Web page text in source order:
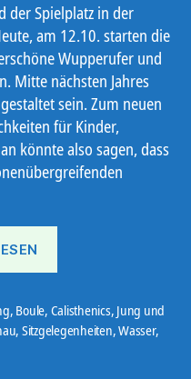
der Spielplatz in der
am 12.10. starten die
Wupperufer und
Mitte nächsten Jahres
sein. Zum neuen
für Kinder,
könnte also sagen, dass
, Boule, Calisthenics, Jung und
, Sitzgelegenheiten,Wasser,